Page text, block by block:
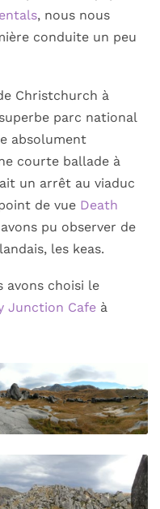
, nous nous
conduite un peu
Christchurch à
parc national
absolument
courte ballade à
un arrêt au viaduc
de vue Death
pu observer de
les keas.
avons choisi le
Junction Cafe à